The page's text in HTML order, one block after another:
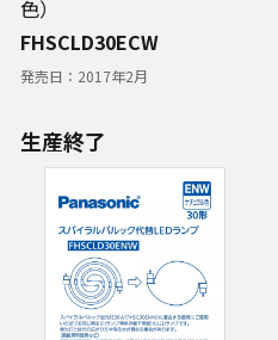
色）
FHSCLD30ECW
発売日： 2017年2月
生産終了